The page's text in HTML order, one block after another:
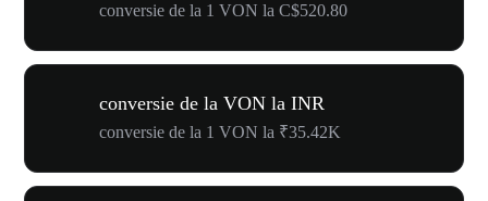
conversie de la 1 VON la C$520.80
conversie de la VON la INR
conversie de la 1 VON la ₹35.42K